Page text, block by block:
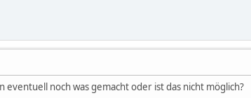
noch was gemacht oder ist das nicht möglich?